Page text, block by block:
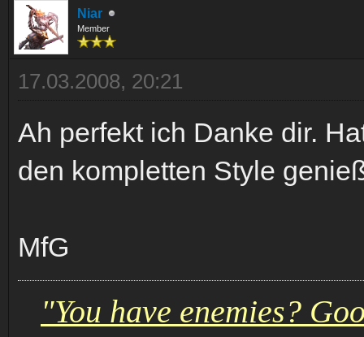
Niar
Member
17.03.2008, 20:21
Ah perfekt ich Danke dir.
den kompletten Style
MfG
"You have enemies?